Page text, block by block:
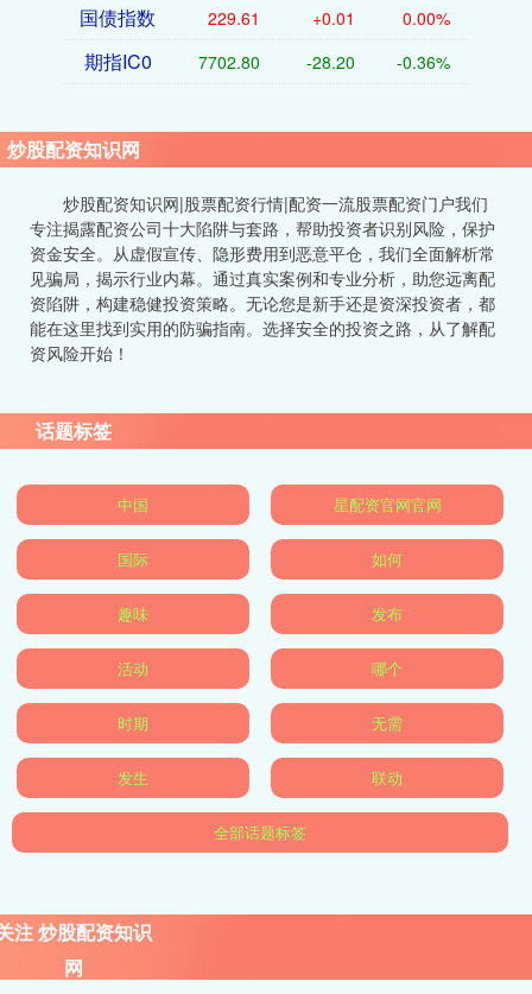
国债指数 229.61 +0.01 0.00%
期指IC0 7702.80 -28.20 -0.36%
炒股配资知识网
炒股配资知识网|股票配资行情|配资一流股票配资门户我们
专注揭露配资公司十大陷阱与套路，帮助投资者识别风险，保护
资金安全。从虚假宣传、隐形费用到恶意平仓，我们全面解析常
见骗局，揭示行业内幕。通过真实案例和专业分析，助您远离配
资陷阱，构建稳健投资策略。无论您是新手还是资深投资者，都
能在这里找到实用的防骗指南。选择安全的投资之路，从了解配
资风险开始！
话题标签
中国 星配资官网官网
国际 如何
趣味 发布
活动 哪个
时期 无需
发生 联动
全部话题标签
注 炒股配资知识
网